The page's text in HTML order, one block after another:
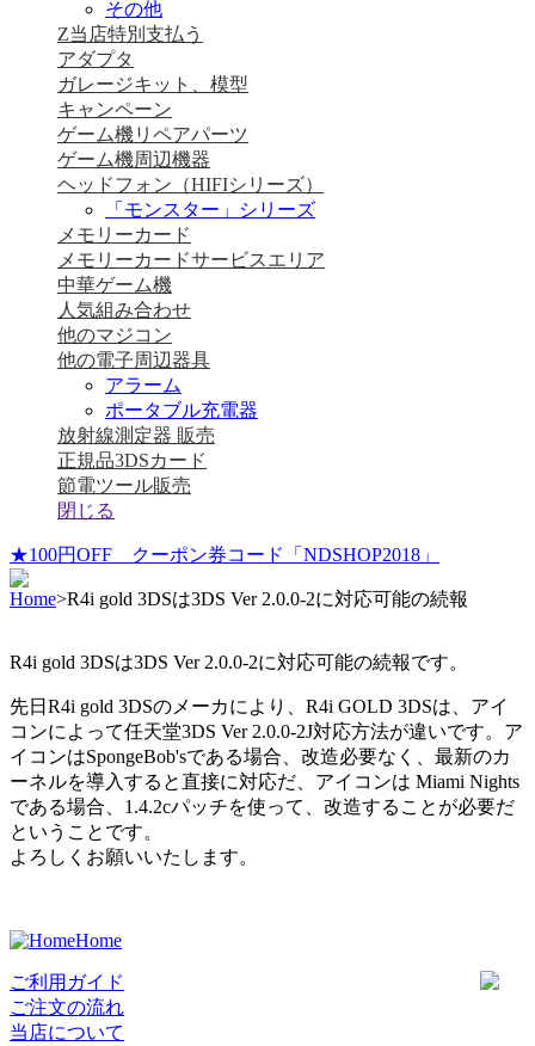
その他
Z当店特別支払う
アダプタ
ガレージキット、模型
キャンペーン
ゲーム機リペアパーツ
ゲーム機周辺機器
ヘッドフォン（HIFIシリーズ）
「モンスター」シリーズ
メモリーカード
メモリーカードサービスエリア
中華ゲーム機
人気組み合わせ
他のマジコン
他の電子周辺器具
アラーム
ポータブル充電器
放射線測定器 販売
正規品3DSカード
節電ツール販売
閉じる
★100円OFF クーポン券コード「NDSHOP2018」
Home>R4i gold 3DSは3DS Ver 2.0.0-2に対応可能の続報
R4i gold 3DSは3DS Ver 2.0.0-2に対応可能の続報です。
先日R4i gold 3DSのメーカにより、R4i GOLD 3DSは、アイ
コンによって任天堂3DS Ver 2.0.0-2J対応方法が違いです。ア
イコンはSpongeBob'sである場合、改造必要なく、最新のカ
ーネルを導入すると直接に対応だ、アイコンは Miami Nights
である場合、1.4.2cパッチを使って、改造することが必要だ
ということです。
よろしくお願いいたします。
Home
ご利用ガイド
ご注文の流れ
当店について